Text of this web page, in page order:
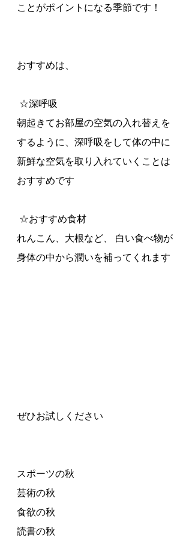
ことがポイントになる季節です！
おすすめは、
☆深呼吸
朝起きてお部屋の空気の入れ替えを
するように、深呼吸をして体の中に
新鮮な空気を取り入れていくことは
おすすめです
☆おすすめ食材
れんこん、大根など、 白い食べ物が
身体の中から潤いを補ってくれます
ぜひお試しください
スポーツの秋
芸術の秋
食欲の秋
読書の秋